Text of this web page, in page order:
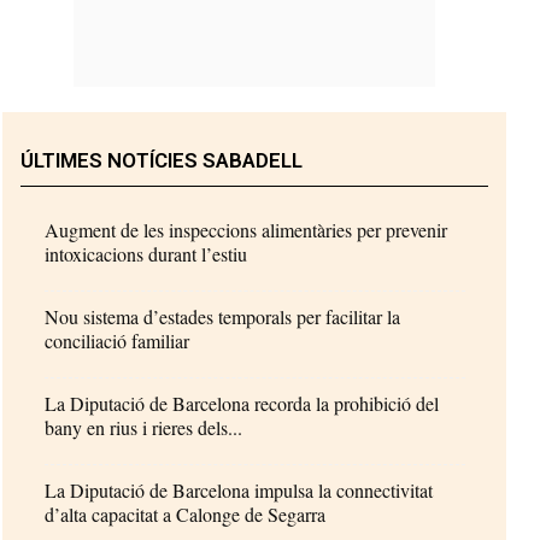
ÚLTIMES NOTÍCIES SABADELL
Augment de les inspeccions alimentàries per prevenir
intoxicacions durant l’estiu
Nou sistema d’estades temporals per facilitar la
conciliació familiar
La Diputació de Barcelona recorda la prohibició del
bany en rius i rieres dels...
La Diputació de Barcelona impulsa la connectivitat
d’alta capacitat a Calonge de Segarra